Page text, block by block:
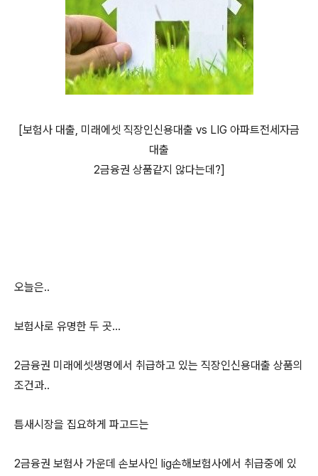
[보험사 대출, 미래에셋 직장인신용대출 vs LIG 아파트전세자금
대출
2금융권 상품같지 않다는데?]
오늘은..
보험사로 유명한 두 곳...
2금융권 미래에셋생명에서 취급하고 있는 직장인신용대출 상품의
조건과..
틈새시장을 집요하게 파고드는
2금융권 보험사 가운데 손보사인 lig손해보험사에서 취급중에 있